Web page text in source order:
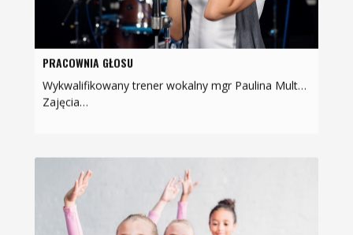
PRACOWNIA GŁOSU
Wykwalifikowany trener wokalny mgr Paulina Multan absolwentka Wokalistyki Jazzowej na Uniwersytecie Marii Curie-Skłodowskiej oraz Psychologii na Katolickim Uniwersytecie Lubelskim.
Zajęcia…